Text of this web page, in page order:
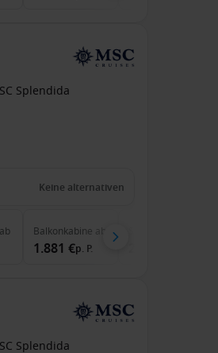
Splendida
Keine alternativen
ab Balkonkabine ab
1.881 €p. P.
Splendida